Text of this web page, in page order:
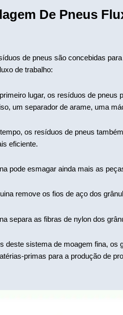
De Pneus
de pneus são concebidas
de trabalho:
lugar, os resíduos de pneus
um separador de arame, uma
os resíduos de pneus
eficiente.
pode esmagar ainda mais as
remove os fios de aço dos
separa as fibras de nylon dos
deste sistema de moagem fina, os
primas para a produção de